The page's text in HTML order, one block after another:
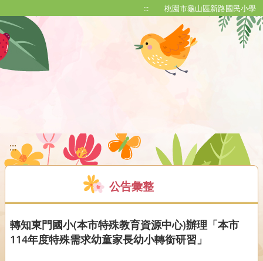
::: 桃園市龜山區新路國民小學
:::
公告彙整
轉知東門國小(本市特殊教育資源中心)辦理「本市
114年度特殊需求幼童家長幼小轉銜研習」